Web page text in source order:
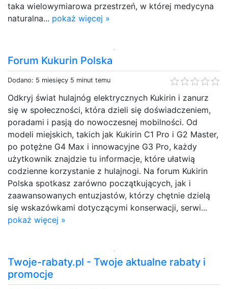
taka wielowymiarowa przestrzeń, w której medycyna
naturalna... pokaż więcej »
Forum Kukurin Polska
Dodano: 5 miesięcy 5 minut temu
Odkryj świat hulajnóg elektrycznych Kukirin i zanurz
się w społeczności, która dzieli się doświadczeniem,
poradami i pasją do nowoczesnej mobilności. Od
modeli miejskich, takich jak Kukirin C1 Pro i G2 Master,
po potężne G4 Max i innowacyjne G3 Pro, każdy
użytkownik znajdzie tu informacje, które ułatwią
codzienne korzystanie z hulajnogi. Na forum Kukirin
Polska spotkasz zarówno początkujących, jak i
zaawansowanych entuzjastów, którzy chętnie dzielą
się wskazówkami dotyczącymi konserwacji, serwi...
pokaż więcej »
Twoje-rabaty.pl - Twoje aktualne rabaty i
promocje